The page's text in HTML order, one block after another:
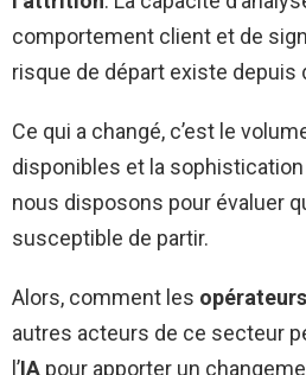
comportement client et de
risque de départ existe depuis
Ce qui a changé, c’est le
disponibles et la
nous disposons pour évaluer
susceptible de partir.
Alors, comment les
autres acteurs de ce secteur
l’IA pour apporter un